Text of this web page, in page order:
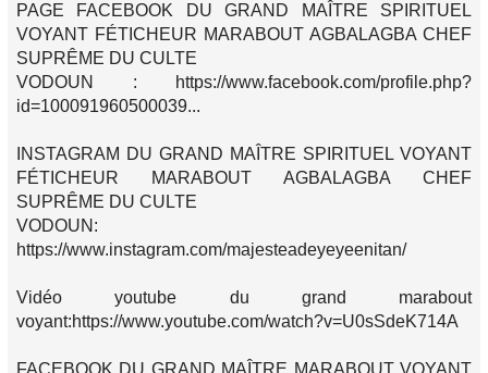
PAGE FACEBOOK DU GRAND MAÎTRE SPIRITUEL
VOYANT FÉTICHEUR MARABOUT AGBALAGBA CHEF
SUPRÊME DU CULTE
VODOUN : https://www.facebook.com/profile.php?
id=100091960500039...
INSTAGRAM DU GRAND MAÎTRE SPIRITUEL VOYANT
FÉTICHEUR MARABOUT AGBALAGBA CHEF
SUPRÊME DU CULTE
VODOUN:
https://www.instagram.com/majesteadeyeyeenitan/
Vidéo youtube du grand marabout
voyant:https://www.youtube.com/watch?v=U0sSdeK714A
FACEBOOK DU GRAND MAÎTRE MARABOUT VOYANT